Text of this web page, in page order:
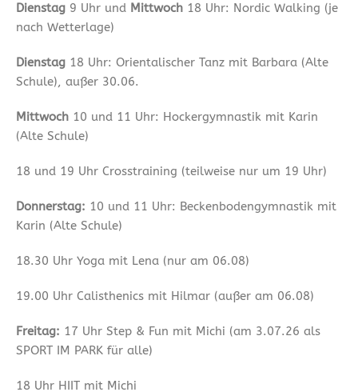
Dienstag 9 Uhr und Mittwoch 18 Uhr: Nordic Walking (je
nach Wetterlage)
Dienstag 18 Uhr: Orientalischer Tanz mit Barbara (Alte
Schule), außer 30.06.
Mittwoch 10 und 11 Uhr: Hockergymnastik mit Karin
(Alte Schule)
18 und 19 Uhr Crosstraining (teilweise nur um 19 Uhr)
Donnerstag: 10 und 11 Uhr: Beckenbodengymnastik mit
Karin (Alte Schule)
18.30 Uhr Yoga mit Lena (nur am 06.08)
19.00 Uhr Calisthenics mit Hilmar (außer am 06.08)
Freitag: 17 Uhr Step & Fun mit Michi (am 3.07.26 als
SPORT IM PARK für alle)
18 Uhr HIIT mit Michi